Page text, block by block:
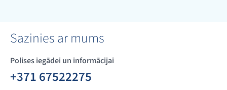
Sazinies ar mums
Polises iegādei un informācijai
+371 67522275